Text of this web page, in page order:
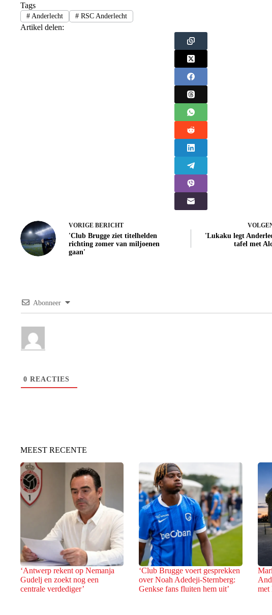
Tags
#Anderlecht #RSC Anderlecht
Artikel delen:
VORIGE BERICHT
'Club Brugge ziet titelhelden
richting zomer van miljoenen
gaan'
'Lukaku legt
tafel met
Abonneer
0 REACTIES
MEEST RECENTE
‘Antwerp rekent op Nemanja
Gudelj en zoekt nog een
centrale verdediger’
‘Club Brugge voert gesprekken
over Noah Adedeji-Sternberg:
Genkse fans fluiten hem uit’
met